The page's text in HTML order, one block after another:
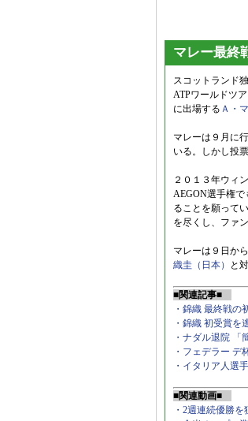
マレー最終
スコットランド
ATPワールドツ
に出場する Ａ・
マレーは９月に
いる。しかし投
２０１３年ウィ
AEGON選手権
ることを願って
を尽くし、ファ
マレーは９日か
織圭（日本）
と
■関連記事■
・錦織 最終戦の
・錦織 初受賞を
・ナダル退院 「
・フェデラー デ
・イタリア人選
■関連動画■
・2週連続優勝